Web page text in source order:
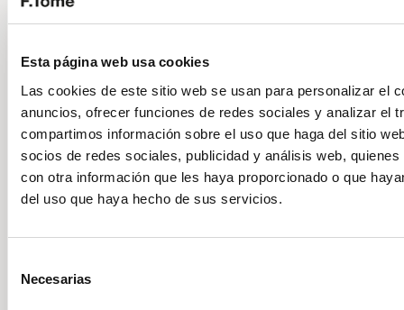
Esta página web usa cookies
Las cookies de este sitio web se usan para personalizar el
anuncios, ofrecer funciones de redes sociales y analizar el
compartimos información sobre el uso que haga del sitio
socios de redes sociales, publicidad y análisis web, quienes
con otra información que les haya proporcionado o que
del uso que haya hecho de sus servicios.
Necesarias
DESCÚBRELO
Volkswagen Vehículo nuevo